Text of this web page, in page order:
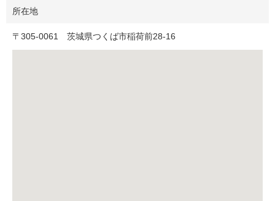
所在地
〒 305-0061 茨城県つくば市稲荷前28-16